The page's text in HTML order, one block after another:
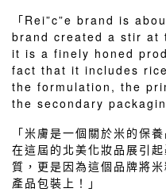
「Rei”c”e brand is
brand created a stir at
it is a finely honed
fact that it includes
the formulation, the
the secondary
「米膚是一個關於米的保
在這屆的北美化妝品展引
質，更是因為這個品牌將
產品包裝上！」